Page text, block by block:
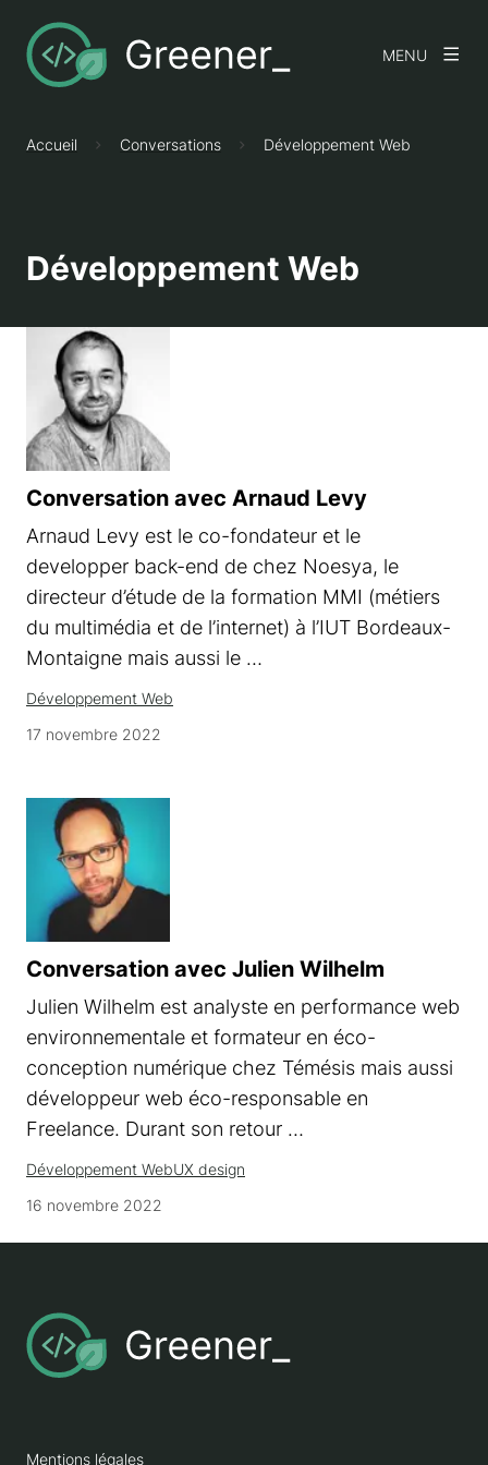
MENU
Accueil Conversations Développement Web
Développement Web
Conversation avec Arnaud Levy
Arnaud Levy est le co-fondateur et le
developper back-end de chez Noesya, le
directeur d’étude de la formation MMI (métiers
du multimédia et de l’internet) à l’IUT Bordeaux-
Montaigne mais aussi le …
Développement Web
17 novembre 2022
Conversation avec Julien Wilhelm
Julien Wilhelm est analyste en performance web
environnementale et formateur en éco-
conception numérique chez Témésis mais aussi
développeur web éco-responsable en
Freelance. Durant son retour …
Développement WebUX design
16 novembre 2022
Mentions légales